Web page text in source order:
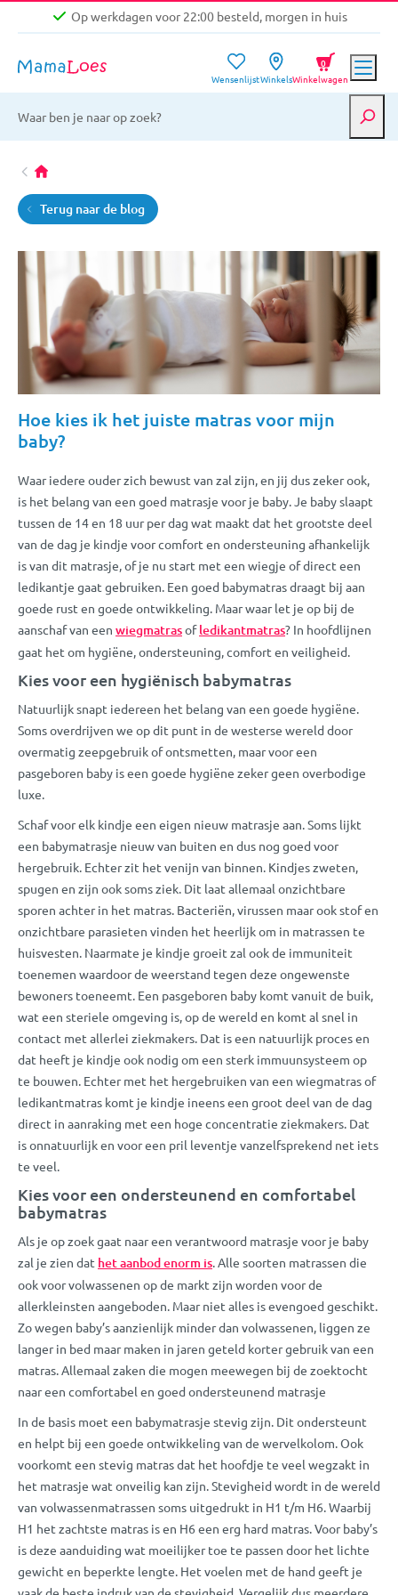
Op werkdagen voor 22:00 besteld, morgen in huis
Gratis verzending vanaf €39,-
Op werkdagen voor 22:00 besteld, morgen in huis
WensenlijstWinkelsWinkelwagen
0
Terug naar de blog
Hoe kies ik het juiste matras voor mijn
baby?
Waar iedere ouder zich bewust van zal zijn, en jij dus zeker ook,
is het belang van een goed matrasje voor je baby. Je baby slaapt
tussen de 14 en 18 uur per dag wat maakt dat het grootste deel
van de dag je kindje voor comfort en ondersteuning afhankelijk
is van dit matrasje, of je nu start met een wiegje of direct een
ledikantje gaat gebruiken. Een goed babymatras draagt bij aan
goede rust en goede ontwikkeling. Maar waar let je op bij de
aanschaf van een wiegmatrasofledikantmatras? In hoofdlijnen
gaat het om hygiëne, ondersteuning, comfort en veiligheid.
Kies voor een hygiënisch babymatras
Natuurlijk snapt iedereen het belang van een goede hygiëne.
Soms overdrijven we op dit punt in de westerse wereld door
overmatig zeepgebruik of ontsmetten, maar voor een
pasgeboren baby is een goede hygiëne zeker geen overbodige
luxe.
Schaf voor elk kindje een eigen nieuw matrasje aan. Soms lijkt
een babymatrasje nieuw van buiten en dus nog goed voor
hergebruik. Echter zit het venijn van binnen. Kindjes zweten,
spugen en zijn ook soms ziek. Dit laat allemaal onzichtbare
sporen achter in het matras. Bacteriën, virussen maar ook stof en
onzichtbare parasieten vinden het heerlijk om in matrassen te
huisvesten. Naarmate je kindje groeit zal ook de immuniteit
toenemen waardoor de weerstand tegen deze ongewenste
bewoners toeneemt. Een pasgeboren baby komt vanuit de buik,
wat een steriele omgeving is, op de wereld en komt al snel in
contact met allerlei ziekmakers. Dat is een natuurlijk proces en
dat heeft je kindje ook nodig om een sterk immuunsysteem op
te bouwen. Echter met het hergebruiken van een wiegmatras of
ledikantmatras komt je kindje ineens een groot deel van de dag
direct in aanraking met een hoge concentratie ziekmakers. Dat
is onnatuurlijk en voor een pril leventje vanzelfsprekend net iets
te veel.
Kies voor een ondersteunend en comfortabel
babymatras
Als je op zoek gaat naar een verantwoord matrasje voor je baby
zal je zien dat het aanbod enorm is. Alle soorten matrassen die
ook voor volwassenen op de markt zijn worden voor de
allerkleinsten aangeboden. Maar niet alles is evengoed geschikt.
Zo wegen baby’s aanzienlijk minder dan volwassenen, liggen ze
langer in bed maar maken in jaren geteld korter gebruik van een
matras. Allemaal zaken die mogen meewegen bij de zoektocht
naar een comfortabel en goed ondersteunend matrasje
In de basis moet een babymatrasje stevig zijn. Dit ondersteunt
en helpt bij een goede ontwikkeling van de wervelkolom. Ook
voorkomt een stevig matras dat het hoofdje te veel wegzakt in
het matrasje wat onveilig kan zijn. Stevigheid wordt in de wereld
van volwassenmatrassen soms uitgedrukt in H1 t/m H6. Waarbij
H1 het zachtste matras is en H6 een erg hard matras. Voor baby’s
is deze aanduiding wat moeilijker toe te passen door het lichte
gewicht en beperkte lengte. Het voelen met de hand geeft je